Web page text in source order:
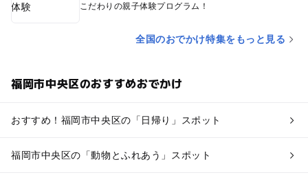
こだわりの親子体験プログラム！
全国のおでかけ特集をもっと見る
福岡市中央区のおすすめおでかけ
おすすめ！福岡市中央区の「日帰り」スポット
福岡市中央区の「動物とふれあう」スポット